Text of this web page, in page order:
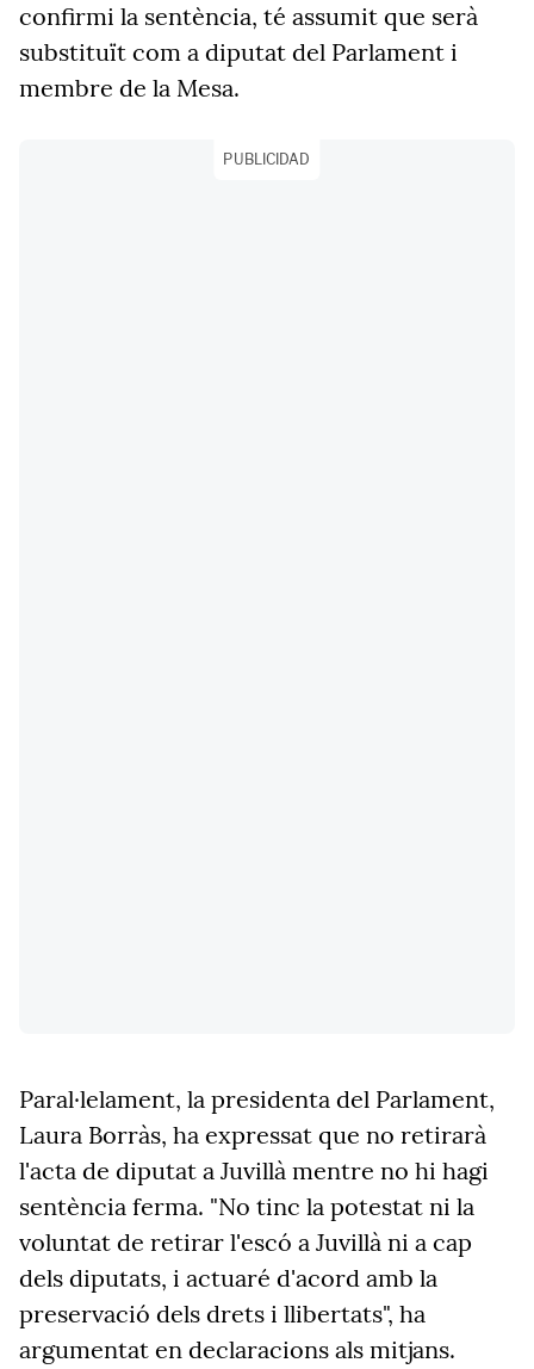
confirmi la sentència, té assumit que serà
substituït com a diputat del Parlament i
membre de la Mesa.
PUBLICIDAD
Paral·lelament, la presidenta del Parlament,
Laura Borràs, ha expressat que no retirarà
l'acta de diputat a Juvillà mentre no hi hagi
sentència ferma. "No tinc la potestat ni la
voluntat de retirar l'escó a Juvillà ni a cap
dels diputats, i actuaré d'acord amb la
preservació dels drets i llibertats", ha
argumentat en declaracions als mitjans.